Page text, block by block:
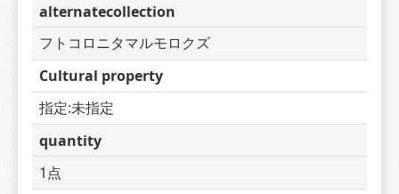
alternatecollection
フトコロニタマルモロクズ
Cultural property
指定:未指定
quantity
1点